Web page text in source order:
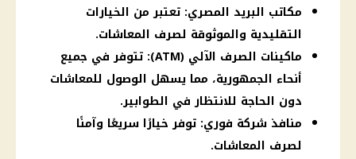
مكاتب البريد المصري: تعتبر من الخيارات
التقليدية والموثوقة لصرف المعاشات.
ماكينات الصرف الآلي (ATM): تتوفر في جميع
أنحاء الجمهورية، مما يسهل الوصول للمعاشات
دون الحاجة للانتظار في الطوابير.
منافذ شركة فوري: توفر خيارًا سريعًا وآمنًا
لصرف المعاشات.